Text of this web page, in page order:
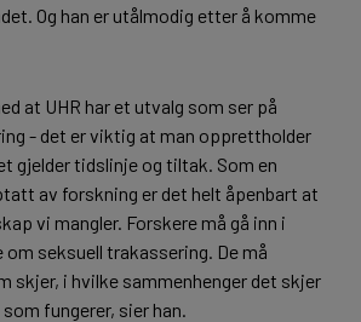
Og han er utålmodig etter å komme
at UHR har et utvalg som ser på
- det er viktig at man opprettholder
gjelder tidslinje og tiltak. Som en
av forskning er det helt åpenbart at
vi mangler. Forskere må gå inn i
seksuell trakassering. De må
skjer, i hvilke sammenhenger det skjer
fungerer, sier han.